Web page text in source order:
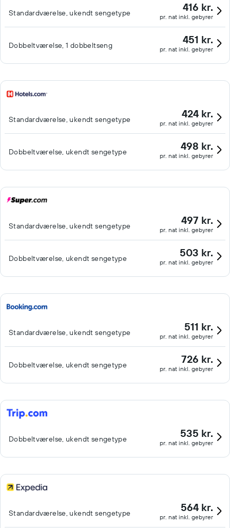
Standardværelse, ukendt sengetype 416 kr.
pr. nat inkl. gebyrer
Dobbeltværelse, 1 dobbeltseng 451 kr.
pr. nat inkl. gebyrer
Standardværelse, ukendt sengetype 424 kr.
pr. nat inkl. gebyrer
Dobbeltværelse, ukendt sengetype 498 kr.
pr. nat inkl. gebyrer
Standardværelse, ukendt sengetype 497 kr.
pr. nat inkl. gebyrer
Dobbeltværelse, ukendt sengetype 503 kr.
pr. nat inkl. gebyrer
Standardværelse, ukendt sengetype 511 kr.
pr. nat inkl. gebyrer
Dobbeltværelse, ukendt sengetype 726 kr.
pr. nat inkl. gebyrer
Dobbeltværelse, ukendt sengetype 535 kr.
pr. nat inkl. gebyrer
Standardværelse, ukendt sengetype 564 kr.
pr. nat inkl. gebyrer